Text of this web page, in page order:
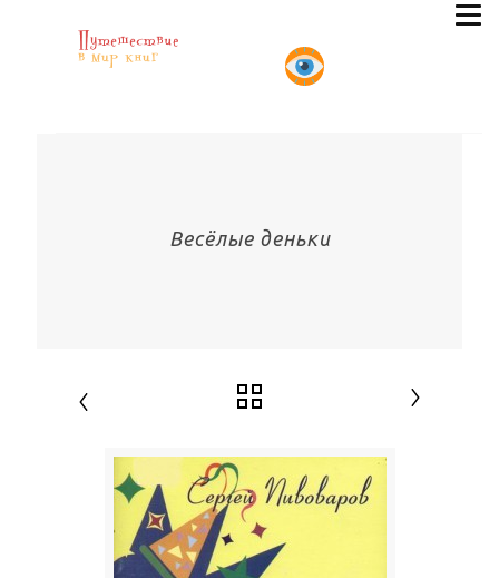
Весёлые деньки